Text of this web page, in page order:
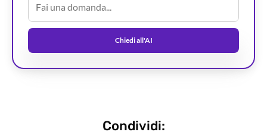
Chiedi all'AI
Condividi: